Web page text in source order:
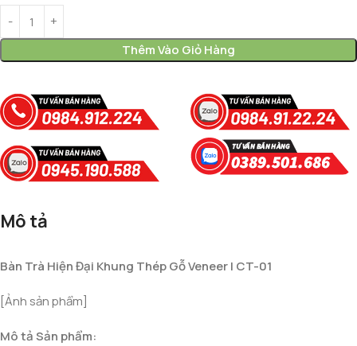
Thêm Vào Giỏ Hàng
Mô tả
Bàn Trà Hiện Đại Khung Thép Gỗ Veneer | CT-01
[Ảnh sản phẩm]
Mô tả Sản phẩm: